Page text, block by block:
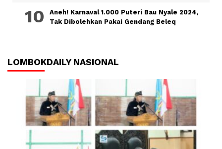
Aneh! Karnaval 1.000 Puteri Bau Nyale 2024,
Tak Dibolehkan Pakai Gendang Beleq
LOMBOKDAILY NASIONAL